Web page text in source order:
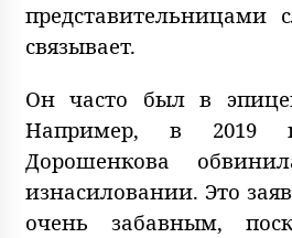
представительницами
связывает.
Он часто был в
Например, в 2019
Дорошенкова
изнасиловании. Это
очень забавным,